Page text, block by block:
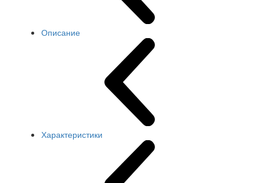
Описание
Характеристики